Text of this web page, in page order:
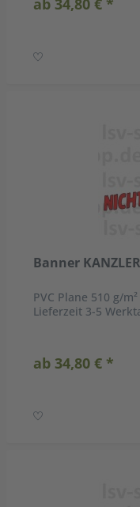
ab 34,80 € *
Banner
PVC Plane 510 g/
Lieferzeit 3-5
ab 34,80 € *